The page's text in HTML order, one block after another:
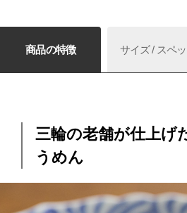
商品の特徴 サイズ / スペ
三輪の老舗が仕上げ
うめん